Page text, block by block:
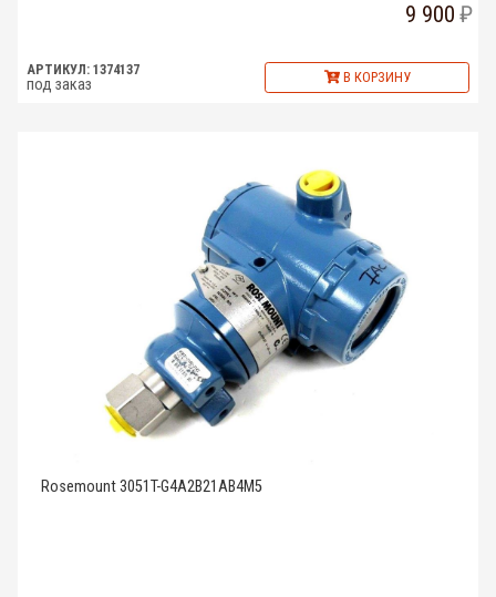
9 900
АРТИКУЛ: 1374137
под заказ В КОРЗИНУ
Rosemount 3051T-G4A2B21AB4M5